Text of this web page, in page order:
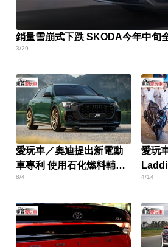
銷量雪崩式下跌 SKODA今年中旬
3/29
愛玩車／奧迪提出新電動
車專利 使用石化燃料輔助
加熱
8/4
愛玩
4/14